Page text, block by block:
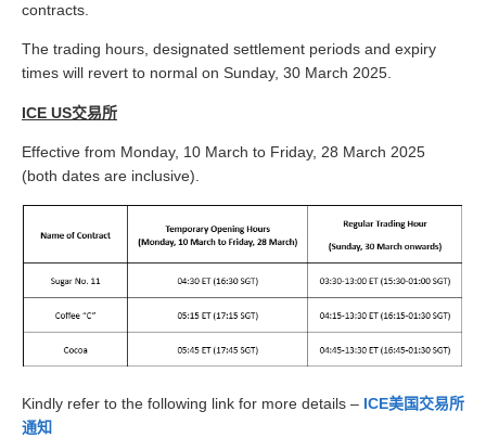
contracts.
The trading hours, designated settlement periods and expiry
times will revert to normal on Sunday, 30 March 2025.
ICE US交易所
Effective from Monday, 10 March to Friday, 28 March 2025
(both dates are inclusive).
Kindly refer to the following link for more details – ICE美国交易所
通知